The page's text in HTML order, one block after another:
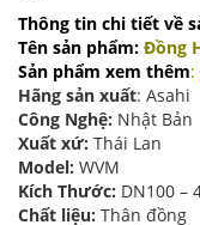
Thông tin chi tiết về
Tên sản phẩm: Đồng
Sản phẩm xem thêm:
Hãng sản xuất: Asahi
Công Nghệ: Nhật Bản
Xuất xứ: Thái Lan
Model: WVM
Kích Thước: DN100 –
Chất liệu: Thân đồng